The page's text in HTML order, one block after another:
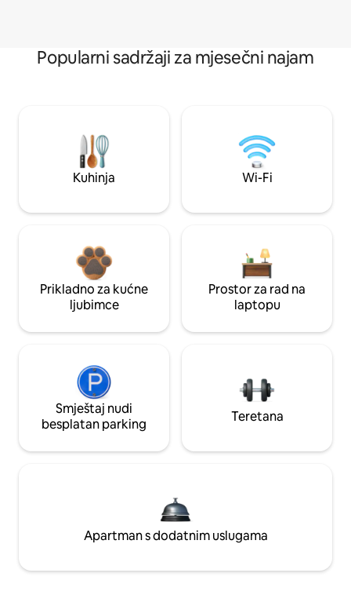
Popularni sadržaji za mjesečni najam
Kuhinja Wi-Fi
Prikladno za kućne
ljubimce
Prostor za rad na
laptopu
Smještaj nudi
besplatan parking
Teretana
Apartman s dodatnim uslugama